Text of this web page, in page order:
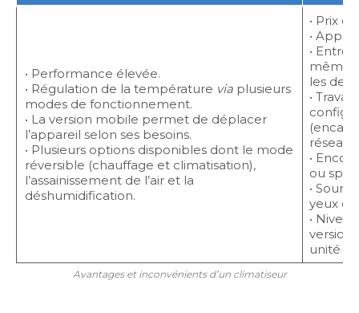
• Performance élevée.
• Régulation de la température via plusieurs
modes de fonctionnement.
• La version mobile permet de déplacer
l’appareil selon ses besoins.
• Plusieurs options disponibles dont le mode
réversible (chauffage et climatisation),
l’assainissement de l’air et la
déshumidification.
• Prix
•
•
même
les
•
réseau
•
ou split.
•
yeux
•
version
unité
Avantages et inconvénients d’un climatiseur